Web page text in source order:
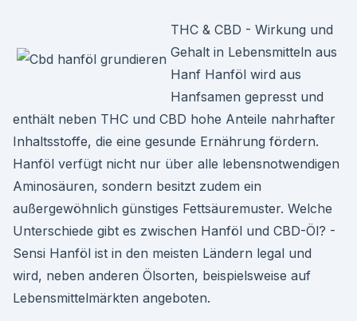
THC & CBD - Wirkung und
Gehalt in Lebensmitteln aus
Hanf Hanföl wird aus
Hanfsamen gepresst und
enthält neben THC und CBD hohe Anteile nahrhafter
Inhaltsstoffe, die eine gesunde Ernährung fördern.
Hanföl verfügt nicht nur über alle lebensnotwendigen
Aminosäuren, sondern besitzt zudem ein
außergewöhnlich günstiges Fettsäuremuster. Welche
Unterschiede gibt es zwischen Hanföl und CBD-Öl? -
Sensi Hanföl ist in den meisten Ländern legal und
wird, neben anderen Ölsorten, beispielsweise auf
Lebensmittelmärkten angeboten.